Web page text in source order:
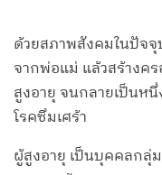
ด้วยสภาพสังคมในปัจ
จากพ่อแม่ แล้วสร้างค
สูงอายุ จนกลายเป็นห
โรคซึมเศร้า
ผู้สูงอายุ เป็นบุคคลกลุ่